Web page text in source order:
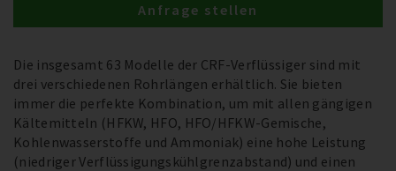
Die insgesamt 63 Modelle der CRF-Verflüssiger sind mit
drei verschiedenen Rohrlängen erhältlich. Sie bieten
immer die perfekte Kombination, um mit allen gängigen
Kältemitteln (HFKW, HFO, HFO/HFKW-Gemische,
Kohlenwasserstoffe und Ammoniak) eine hohe Leistung
(niedriger Verflüssigungskühlgrenzabstand) und einen
Anfrage stellen